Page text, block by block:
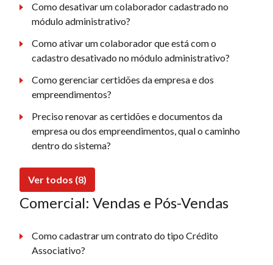
Como desativar um colaborador cadastrado no
módulo administrativo?
Como ativar um colaborador que está com o
cadastro desativado no módulo administrativo?
Como gerenciar certidões da empresa e dos
empreendimentos?
Preciso renovar as certidões e documentos da
empresa ou dos empreendimentos, qual o caminho
dentro do sistema?
Ver todos (8)
Comercial: Vendas e Pós-Vendas
Como cadastrar um contrato do tipo Crédito
Associativo?